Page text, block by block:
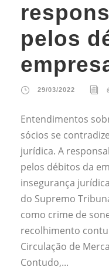
pelos
29/03/2022
Entendimentos
sócios se
jurídica. A
pelos débitos da
insegurança
do Supremo
como crime de
recolhimento
Circulação de
Contudo,...